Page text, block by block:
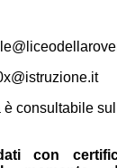
è consultabile
con